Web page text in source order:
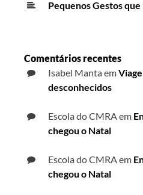
Pequenos Gestos
Comentários recentes
Isabel Mantaem
desconhecidos
Escola do CMRAem
chegou o Natal
Escola do CMRAem
chegou o Natal